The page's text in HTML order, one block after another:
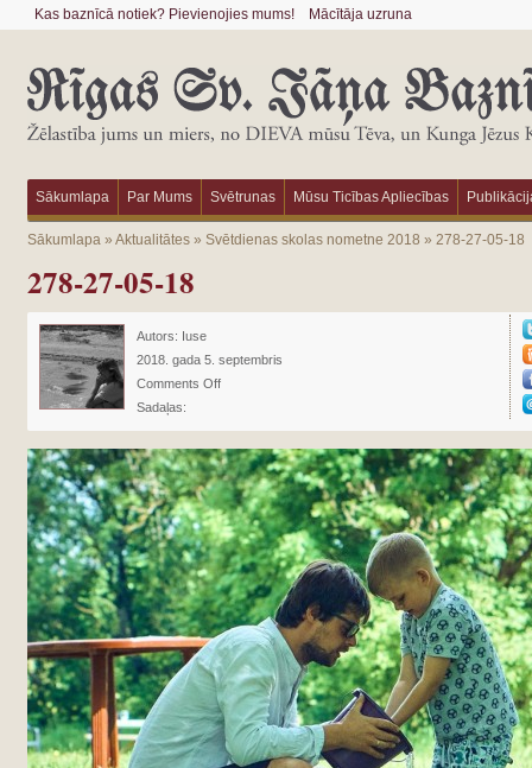
Kas baznīcā notiek? Pievienojies mums! Mācītāja uzruna
Sākumlapa Par Mums Svētrunas Mūsu Ticības Apliecības
Sākumlapa» Aktualitātes» Svētdienas skolas nometne 2018 » 278-27-05-18
278-27-05-18
Autors: Iuse
2018. gada 5. septembris
Comments Off
Sadaļas: